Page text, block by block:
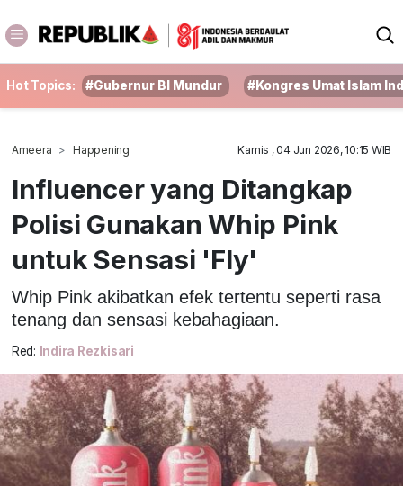
Hot Topics: #Gubernur BI Mundur #Kongres Umat Islam
Ameera Happening Kamis , 04 Jun 2026, 10:15 WIB
Influencer yang Ditangkap
Polisi Gunakan Whip Pink
untuk Sensasi 'Fly'
Whip Pink akibatkan efek tertentu seperti rasa
tenang dan sensasi kebahagiaan.
Red: Indira Rezkisari